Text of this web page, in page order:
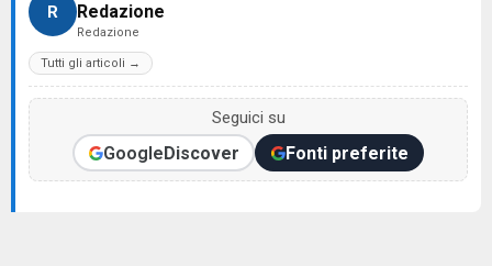
R Redazione
Redazione
Tutti gli articoli →
Seguici su
GoogleDiscover Fonti preferite